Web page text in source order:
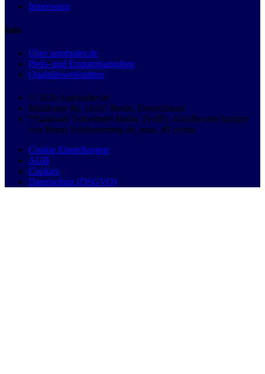
Impressum
Info
Über autobutler.de
Preis- und Ersparnisangaben
Qualitätswerkstätten
© 2026 Autobutler.de
Mühlenstr. 8a, 14167 Berlin, Deutschland
*Nationale Teilnehmer-Rufnr. (VoIP), Anrufkosten hängen
von Ihrem Telefonvertrag ab, max. 49 ct/min.
Cookie Einstellungen
AGB
Cookies
Datenschutz (DSGVO)